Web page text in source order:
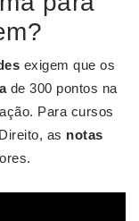
exigem que os
de 300 pontos na
Para cursos
as notas